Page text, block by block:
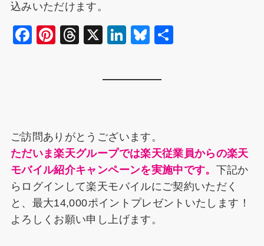
込みいただけます。
F
o
o
k
Pi
T
s
X
Li
n
Bl
y
ご訪問ありがとうございます。
ただいま楽天グループでは楽天従業員からの楽天
モバイル紹介キャンペーンを実施中です。 下記か
らログインして楽天モバイルにご契約いただく
と、最大14,000ポイントプレゼントいたします！
よろしくお願い申し上げます。